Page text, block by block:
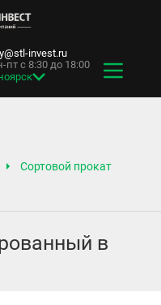
invest.ru
пт с 8:30 до 18:00
Сортовой прокат
в